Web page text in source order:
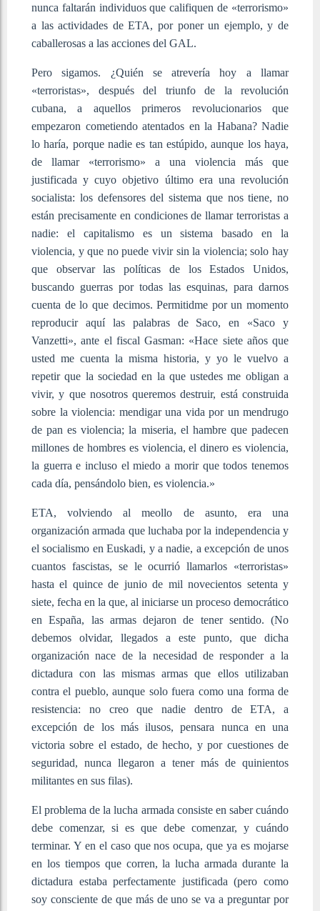
nunca faltarán individuos que califiquen de «terrorismo»
a las actividades de ETA, por poner un ejemplo, y de
caballerosas a las acciones del GAL.
Pero sigamos. ¿Quién se atrevería hoy a llamar
«terroristas», después del triunfo de la revolución
cubana, a aquellos primeros revolucionarios que
empezaron cometiendo atentados en la Habana? Nadie
lo haría, porque nadie es tan estúpido, aunque los haya,
de llamar «terrorismo» a una violencia más que
justificada y cuyo objetivo último era una revolución
socialista: los defensores del sistema que nos tiene, no
están precisamente en condiciones de llamar terroristas a
nadie: el capitalismo es un sistema basado en la
violencia, y que no puede vivir sin la violencia; solo hay
que observar las políticas de los Estados Unidos,
buscando guerras por todas las esquinas, para darnos
cuenta de lo que decimos. Permitidme por un momento
reproducir aquí las palabras de Saco, en «Saco y
Vanzetti», ante el fiscal Gasman: «Hace siete años que
usted me cuenta la misma historia, y yo le vuelvo a
repetir que la sociedad en la que ustedes me obligan a
vivir, y que nosotros queremos destruir, está construida
sobre la violencia: mendigar una vida por un mendrugo
de pan es violencia; la miseria, el hambre que padecen
millones de hombres es violencia, el dinero es violencia,
la guerra e incluso el miedo a morir que todos tenemos
cada día, pensándolo bien, es violencia.»
ETA, volviendo al meollo de asunto, era una
organización armada que luchaba por la independencia y
el socialismo en Euskadi, y a nadie, a excepción de unos
cuantos fascistas, se le ocurrió llamarlos «terroristas»
hasta el quince de junio de mil novecientos setenta y
siete, fecha en la que, al iniciarse un proceso democrático
en España, las armas dejaron de tener sentido. (No
debemos olvidar, llegados a este punto, que dicha
organización nace de la necesidad de responder a la
dictadura con las mismas armas que ellos utilizaban
contra el pueblo, aunque solo fuera como una forma de
resistencia: no creo que nadie dentro de ETA, a
excepción de los más ilusos, pensara nunca en una
victoria sobre el estado, de hecho, y por cuestiones de
seguridad, nunca llegaron a tener más de quinientos
militantes en sus filas).
El problema de la lucha armada consiste en saber cuándo
debe comenzar, si es que debe comenzar, y cuándo
terminar. Y en el caso que nos ocupa, que ya es mojarse
en los tiempos que corren, la lucha armada durante la
dictadura estaba perfectamente justificada (pero como
soy consciente de que más de uno se va a preguntar por